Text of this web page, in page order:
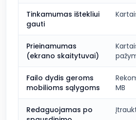
Tinkamumas ištekliui
gauti
Prieinamumas
(ekrano skaitytuvai)
Failo dydis geroms
mobilioms sąlygoms
MB
Redaguojamas po